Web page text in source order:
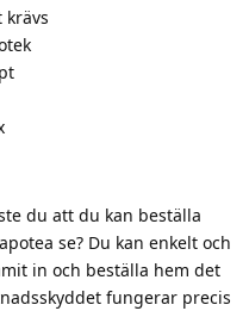
krävs
du att du kan beställa
se? Du kan enkelt och
in och beställa hem det
fungerar precis